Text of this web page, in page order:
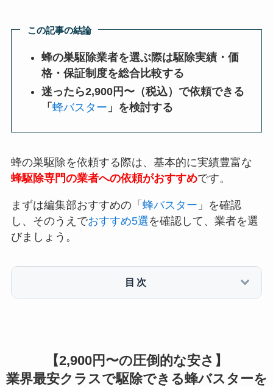
この記事の結論
蜂の巣駆除業者を選ぶ際は駆除実績・価
格・保証制度を総合比較する
迷ったら2,900円〜（税込）で依頼できる
「蜂バスター 」を検討する
蜂の巣駆除を依頼する際は、基本的に実績豊富な
蜂駆除専門の業者への依頼がおすすめです。
まずは編集部おすすめの「 蜂バスター 」を確認
し、そのうえでおすすめ5選 を確認して、業者を選
びましょう。
目次
【2,900円〜の圧倒的な安さ】
業界最安クラスで駆除できる蜂バスターを